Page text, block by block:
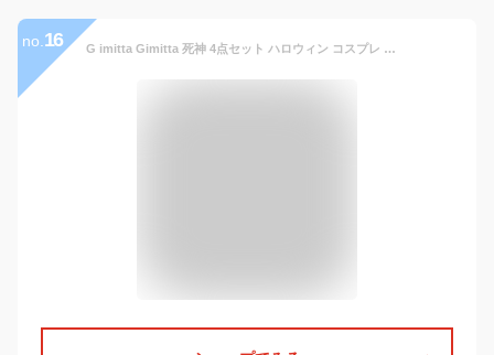
no. 16 G imitta Gimitta 死神 4点セット ハロウィン コスプレ マント 仮装 ホラーセット 肝試し 商標登録済